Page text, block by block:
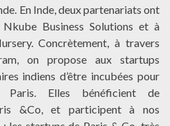
En Inde, deux partenariats ont
Business Solutions et à
Concrètement, à travers
on propose aux startups
indiens d’être incubées pour
Elles bénéficient de
&Co, et participent à nos